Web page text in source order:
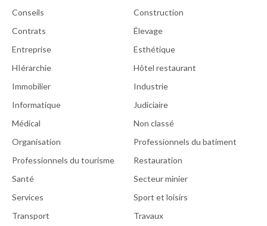
Conseils
Construction
Contrats
Élevage
Entreprise
Esthétique
HIérarchie
Hôtel restaurant
Immobilier
Industrie
Informatique
Judiciaire
Médical
Non classé
Organisation
Professionnels du batiment
Professionnels du tourisme
Restauration
Santé
Secteur minier
Services
Sport et loisirs
Transport
Travaux